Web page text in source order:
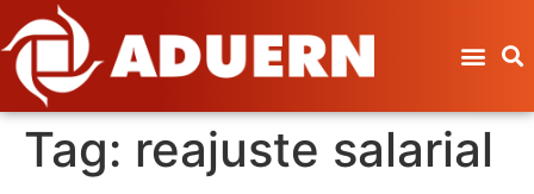
Tag: reajuste salarial